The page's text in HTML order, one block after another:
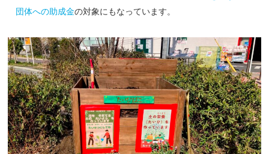
団体への助成金の対象にもなっています。